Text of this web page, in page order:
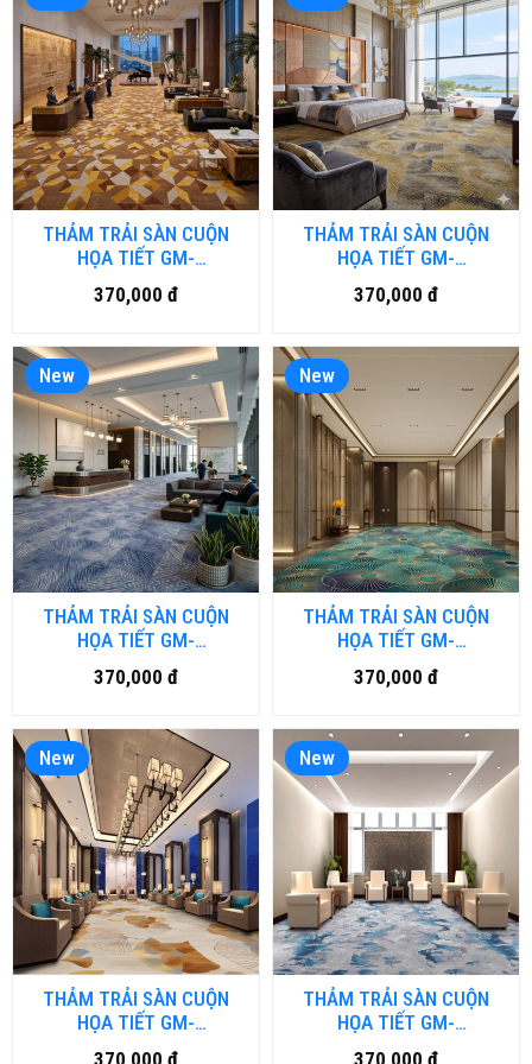
THẢM TRẢI SÀN CUỘN
HỌA TIẾT GM-
BRD3.DULUXURY-HNM
370,000 đ
THẢM TRẢI SÀN CUỘN
HỌA TIẾT GM-
BRD2.DULUXURY-HNM
370,000 đ
New
THẢM TRẢI SÀN CUỘN
HỌA TIẾT GM-
BRD1.DULUXURY-HNM
370,000 đ
New
THẢM TRẢI SÀN CUỘN
HỌA TIẾT GM-
HFM.LUXURY07-HNM
370,000 đ
New
THẢM TRẢI SÀN CUỘN
HỌA TIẾT GM-
HFM.LUXURY06-HNM
370,000 đ
New
THẢM TRẢI SÀN CUỘN
HỌA TIẾT GM-
HFM.LUXURY05-HNM
370,000 đ